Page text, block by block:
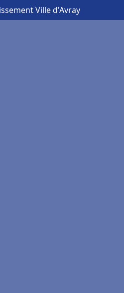
Ville d'Avray